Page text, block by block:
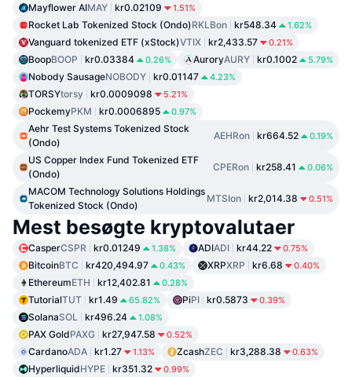
Mayflower AIMAY kr0.02109 1.51%
Rocket Lab Tokenized Stock (Ondo)RKLBon kr548.34 1.62%
Vanguard tokenized ETF (xStock)VTIX kr2,433.57 0.21%
BoopBOOP kr0.03384 0.26% AuroryAURY kr0.1002 5.79%
Nobody SausageNOBODY kr0.01147 4.23%
TORSYtorsy kr0.0009098 5.21%
PockemyPKM kr0.0006895 0.97%
Aehr Test Systems Tokenized Stock
(Ondo)
AEHRon kr664.52 0.19%
US Copper Index Fund Tokenized ETF
(Ondo)
CPERon kr258.41 0.06%
MACOM Technology Solutions Holdings
Tokenized Stock (Ondo)
MTSIon kr2,014.38 0.51%
Mest besøgte kryptovalutaer
CasperCSPR kr0.01249 1.38% ADIADI kr44.22 0.75%
BitcoinBTC kr420,494.97 0.43% XRPXRP kr6.68 0.40%
EthereumETH kr12,402.81 0.28%
TutorialTUT kr1.49 65.82% PiPI kr0.5873 0.39%
SolanaSOL kr496.24 1.08%
PAX GoldPAXG kr27,947.58 0.52%
CardanoADA kr1.27 1.13% ZcashZEC kr3,288.38 0.63%
HyperliquidHYPE kr351.32 0.99%